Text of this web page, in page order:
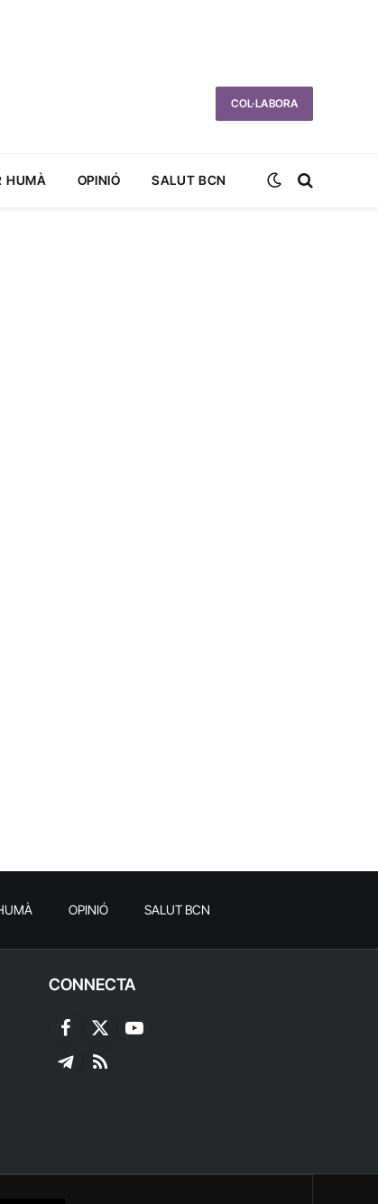
COL·LABORA
HUMÀ OPINIÓ SALUT BCN
OPINIÓ SALUT BCN
CONNECTA
Facebook
X
(Twitter)
YouTube
TelegramRSS